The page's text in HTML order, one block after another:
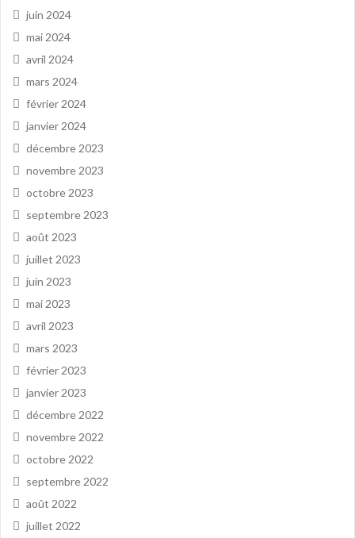
juin 2024
mai 2024
avril 2024
mars 2024
février 2024
janvier 2024
décembre 2023
novembre 2023
octobre 2023
septembre 2023
août 2023
juillet 2023
juin 2023
mai 2023
avril 2023
mars 2023
février 2023
janvier 2023
décembre 2022
novembre 2022
octobre 2022
septembre 2022
août 2022
juillet 2022